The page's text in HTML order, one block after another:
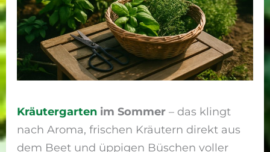
Kräutergarten im Sommer – das klingt
nach Aroma, frischen Kräutern direkt aus
dem Beet und üppigen Büschen voller